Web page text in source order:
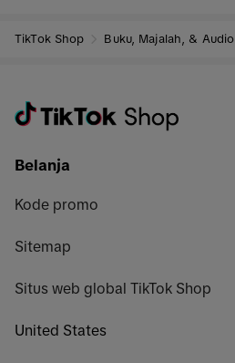
TikTok Shop Buku, Majalah, & Audio
Belanja
Kode promo
Sitemap
Situs web global TikTok Shop
United States